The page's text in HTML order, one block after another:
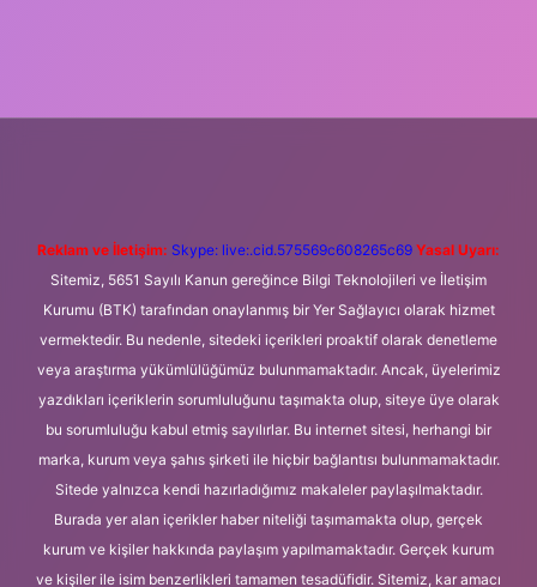
Reklam ve İletişim: Skype: live:.cid.575569c608265c69 Yasal Uyarı:
Sitemiz, 5651 Sayılı Kanun gereğince Bilgi Teknolojileri ve İletişim
Kurumu (BTK) tarafından onaylanmış bir Yer Sağlayıcı olarak hizmet
vermektedir. Bu nedenle, sitedeki içerikleri proaktif olarak denetleme
veya araştırma yükümlülüğümüz bulunmamaktadır. Ancak, üyelerimiz
yazdıkları içeriklerin sorumluluğunu taşımakta olup, siteye üye olarak
bu sorumluluğu kabul etmiş sayılırlar. Bu internet sitesi, herhangi bir
marka, kurum veya şahıs şirketi ile hiçbir bağlantısı bulunmamaktadır.
Sitede yalnızca kendi hazırladığımız makaleler paylaşılmaktadır.
Burada yer alan içerikler haber niteliği taşımamakta olup, gerçek
kurum ve kişiler hakkında paylaşım yapılmamaktadır. Gerçek kurum
ve kişiler ile isim benzerlikleri tamamen tesadüfidir. Sitemiz, kar amacı